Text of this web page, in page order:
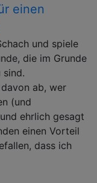
einen
und spiele
die im Grunde
sind.
ab, wer
(und
ehrlich gesagt
einen Vorteil
dass ich